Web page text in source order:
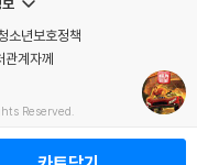
소년보호정책
관계자께
Reserved.